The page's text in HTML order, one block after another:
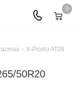
0
- X-Privilo AT08
50R20